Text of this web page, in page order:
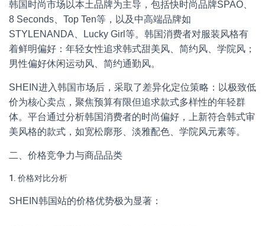
韩国时尚市场以本土品牌为主导，包括快时尚品牌SPAO、
8 Seconds、Top Ten等，以及中高端品牌如
STYLENANDA、Lucky Girl等。韩国消费者对服装风格有
着鲜明偏好：年轻女性追求韩式甜美风、简约风、学院风；
男性偏好休闲运动风、简约通勤风。
SHEIN进入韩国市场后，采取了差异化定位策略：以极致低
价为核心卖点，聚焦预算有限但追求款式多样性的年轻群
体。平台通过分析韩国消费者的时尚偏好，上新符合韩式审
美风格的款式，如宽松廓形、淡雅配色、学院风元素等。
二、价格竞争力与商品品类
1. 价格对比分析
SHEIN韩国站的价格优势极为显著：